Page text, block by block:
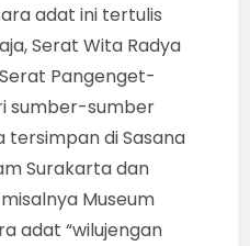
adat ini tertulis
Serat Wita Radya
Pangenget-
sumber-sumber
tersimpan di Sasana
Surakarta dan
Museum
adat “wilujengan